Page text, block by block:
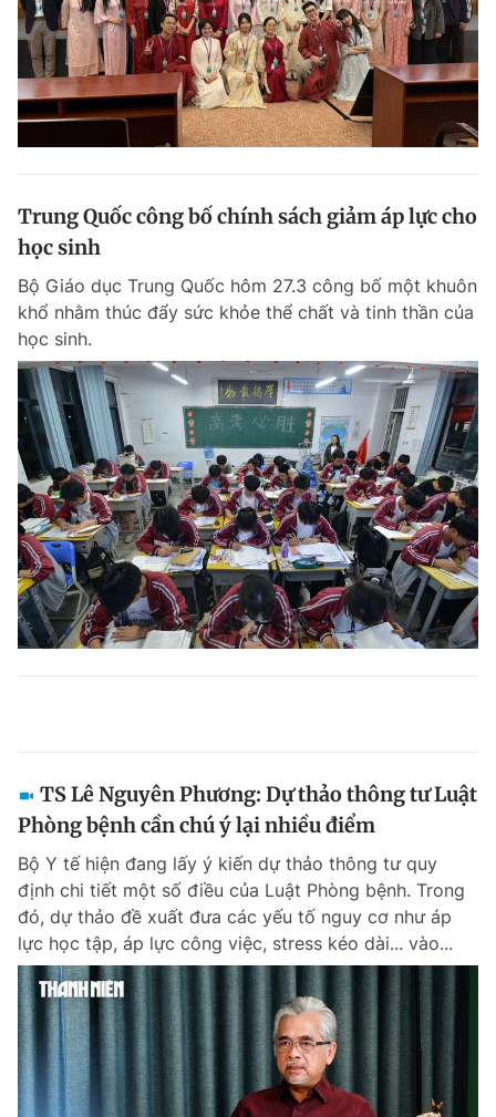
Trung Quốc công bố chính sách giảm áp lực cho
học sinh
Bộ Giáo dục Trung Quốc hôm 27.3 công bố một khuôn
khổ nhằm thúc đẩy sức khỏe thể chất và tinh thần của
học sinh.
TS Lê Nguyên Phương: Dự thảo thông tư Luật
Phòng bệnh cần chú ý lại nhiều điểm
Bộ Y tế hiện đang lấy ý kiến dự thảo thông tư quy
định chi tiết một số điều của Luật Phòng bệnh. Trong
đó, dự thảo đề xuất đưa các yếu tố nguy cơ như áp
lực học tập, áp lực công việc, stress kéo dài... vào...